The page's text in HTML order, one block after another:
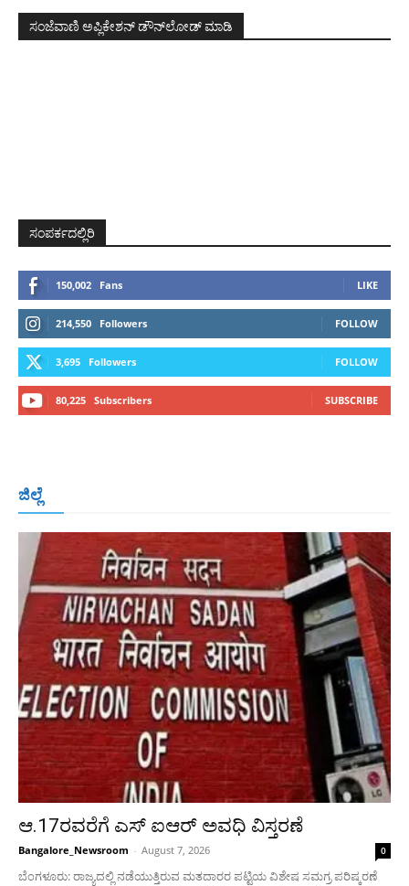
ಸಂಜೆವಾಣಿ ಅಪ್ಲಿಕೇಶನ್ ಡೌನ್‌ಲೋಡ್ ಮಾಡಿ
ಸಂಪರ್ಕದಲ್ಲಿರಿ
150,002 Fans LIKE
214,550 Followers FOLLOW
3,695 Followers FOLLOW
80,225 Subscribers SUBSCRIBE
ಜಿಲ್ಲೆ
More
ಆ.17ರವರೆಗೆ ಎಸ್ ಐಆರ್ ಅವಧಿ ವಿಸ್ತರಣೆ
Bangalore_Newsroom - August 7, 2026 0
ಬೆಂಗಳೂರು: ರಾಜ್ಯದಲ್ಲಿ ನಡೆಯುತ್ತಿರುವ ಮತದಾರರ ಪಟ್ಟಿಯ ವಿಶೇಷ ಸಮಗ್ರ ಪರಿಷ್ಕರಣೆ